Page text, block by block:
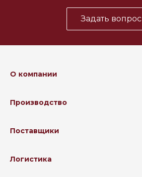
Задать вопрос
О компании
Производство
Поставщики
Логистика